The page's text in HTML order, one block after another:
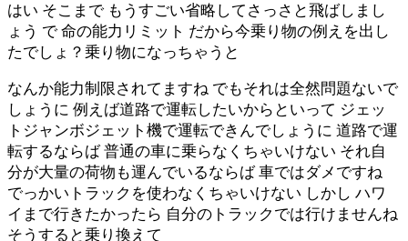
はい そこまで もうすごい省略してさっさと飛ばしまし
ょう で 命の能力リミット だから今乗り物の例えを出し
たでしょ？乗り物になっちゃうと
なんか能力制限されてますね でもそれは全然問題ないで
しょうに 例えば道路で運転したいからといって ジェッ
トジャンボジェット機で運転できんでしょうに 道路で運
転するならば 普通の車に乗らなくちゃいけない それ自
分が大量の荷物も運んでいるならば 車ではダメですね
でっかいトラックを使わなくちゃいけない しかし ハワ
イまで行きたかったら 自分のトラックでは行けませんね
そうすると乗り換えて